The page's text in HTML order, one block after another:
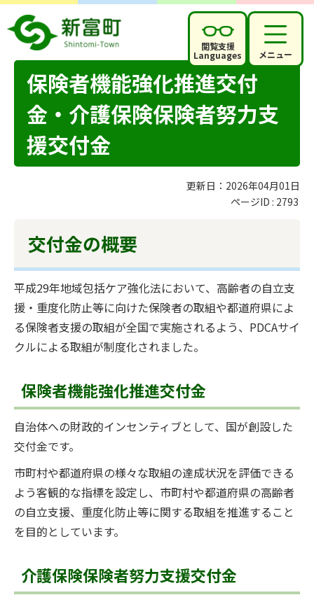
閲覧支援
Languages メニュー
保険者機能強化推進交付
金・介護保険保険者努力支
援交付金
更新日：2026年04月01日
ページID : 2793
交付金の概要
平成29年地域包括ケア強化法において、高齢者の自立支
援・重度化防止等に向けた保険者の取組や都道府県によ
る保険者支援の取組が全国で実施されるよう、PDCAサイ
クルによる取組が制度化されました。
保険者機能強化推進交付金
自治体への財政的インセンティブとして、国が創設した
交付金です。
市町村や都道府県の様々な取組の達成状況を評価できる
よう客観的な指標を設定し、市町村や都道府県の高齢者
の自立支援、重度化防止等に関する取組を推進すること
を目的としています。
介護保険保険者努力支援交付金